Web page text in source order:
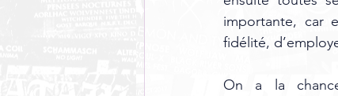
importante, car
fidélité,
On a la